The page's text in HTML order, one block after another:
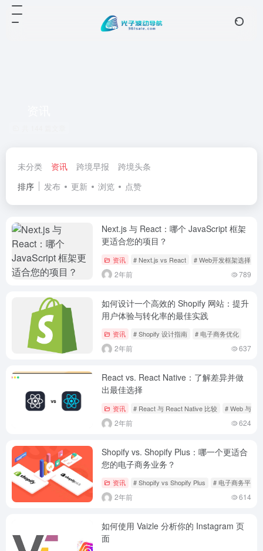
未分类 资讯 跨境早报
跨境头条
排序
发布 更新 浏览 点赞
Next.js 与 React：哪个 JavaScript 框架
更适合您的项目？
资讯 # Next.js vs React # Web开发框架选择
2年前 789
如何设计一个高效的 Shopify 网站：提升
用户体验与转化率的最佳实践
资讯 # Shopify 设计指南 # 电子商务优化
2年前 637
React vs. React Native：了解差异并做
出最佳选择
资讯 # React 与 React Native 比较 # Web 与移
2年前 624
Shopify vs. Shopify Plus：哪一个更适合
您的电子商务业务？
资讯 # Shopify vs Shopify Plus # 电子商务平台
2年前 614
如何使用 Vaizle 分析你的 Instagram 页
面